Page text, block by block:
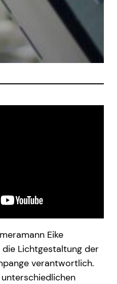
Eike
Lichtgestaltung der
verantwortlich.